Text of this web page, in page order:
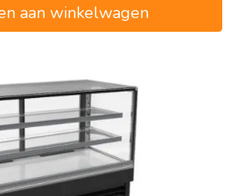
aan winkelwagen